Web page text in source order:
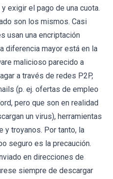
exigir el pago de una cuota.
son los mismos. Casi
usan una encriptación
diferencia mayor está en la
malicioso parecido a
a través de redes P2P,
(p. ej. ofertas de empleo
pero que son en realidad
un virus), herramientas
y troyanos. Por tanto, la
seguro es la precaución.
en direcciones de
siempre de descargar